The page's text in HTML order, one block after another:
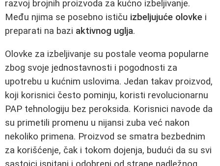
razvoj brojnih proizvoda za kućno izbeljivanje.
Među njima se posebno ističu izbeljujuće olovke i
preparati na bazi aktivnog uglja.
Olovke za izbeljivanje su postale veoma popularne
zbog svoje jednostavnosti i pogodnosti za
upotrebu u kućnim uslovima. Jedan takav proizvod,
koji korisnici često pominju, koristi revolucionarnu
PAP tehnologiju bez peroksida. Korisnici navode da
su primetili promenu u nijansi zuba već nakon
nekoliko primena. Proizvod se smatra bezbednim
za korišćenje, čak i tokom dojenja, budući da su svi